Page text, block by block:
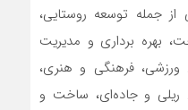
جمله توسعه روستایی،
بهره برداری و مدیریت
ورزشی، فرهنگی و هنری،
ریلی و جاده‌ای، ساخت و